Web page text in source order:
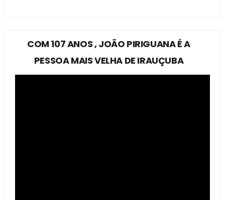
COM 107 ANOS , JOÃO PIRIGUANA É A
PESSOA MAIS VELHA DE IRAUÇUBA